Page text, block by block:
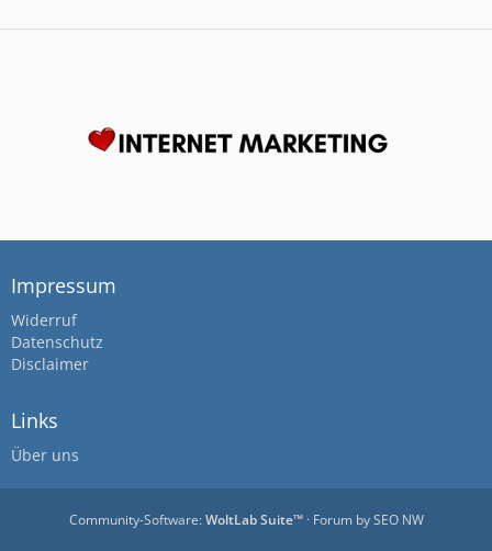
Impressum
Widerruf
Datenschutz
Disclaimer
Links
Über uns
Community-Software:WoltLab Suite™· Forum bySEO NW